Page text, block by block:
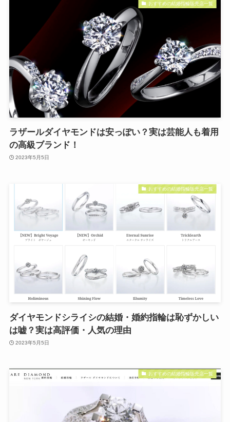
おすすめの結婚指輪販売店一覧
ラザールダイヤモンドは安っぽい？実は芸能人も着用
の高級ブランド！
2023年5月5日
おすすめの結婚指輪販売店一覧
ダイヤモンドシライシの結婚・婚約指輪は恥ずかしい
は嘘？実は高評価・人気の理由
2023年5月5日
おすすめの結婚指輪販売店一覧